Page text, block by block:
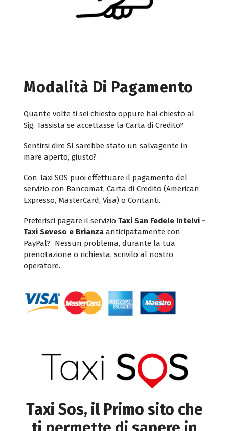
Modalità Di Pagamento
Quante volte ti sei chiesto oppure hai chiesto al
Sig. Tassista se accettasse la Carta di Credito?
Sentirsi dire SI sarebbe stato un salvagente in
mare aperto, giusto?
Con Taxi SOS puoi effettuare il pagamento del
servizio con Bancomat, Carta di Credito (American
Expresso, MasterCard, Visa) o Contanti.
Preferisci pagare il servizio Taxi San Fedele Intelvi -
Taxi Seveso e Brianza anticipatamente con
PayPal? Nessun problema, durante la tua
prenotazione o richiesta, scrivilo al nostro
operatore.
Taxi Sos, il Primo sito che